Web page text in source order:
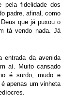
pela fidelidade dos
padre, afinal, como
que já puxou o
tá vendo nada. Já
entrada da avenida
aí. Muito cansado
é surdo, mudo e
apenas um vinheta